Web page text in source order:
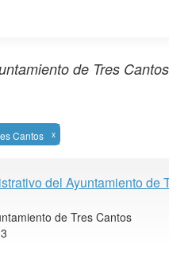
de Tres Cantos
Cantos x
del Ayuntamiento de
de Tres Cantos
3